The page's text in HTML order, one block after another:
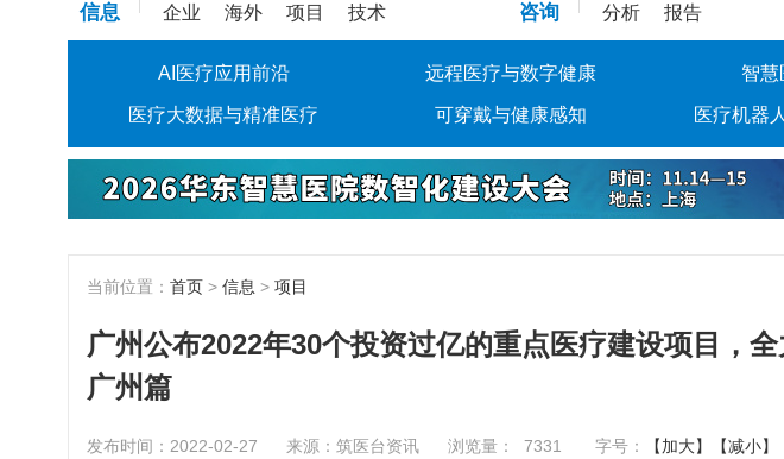
信息 企业 海外 项目 技术 咨询 分析 报告
AI医疗应用前沿 远程医疗与数字健康 智慧
医疗大数据与精准医疗 可穿戴与健康感知 医疗机器
当前位置： 首页 > 信息 > 项目
广州公布2022年30个投资过亿的重点医疗建设项目，全
广州篇
发布时间：2022-02-27 来源：筑医台资讯 浏览量： 7331 字号： 【加大】 【减小】